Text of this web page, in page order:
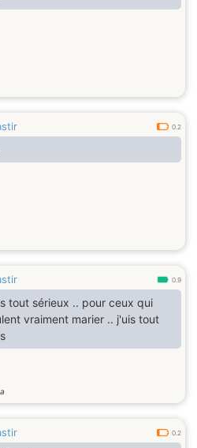
0.2
0.9
tout sérieux .. pour ceux qui
vraiment marier .. j'uis tout
0.2